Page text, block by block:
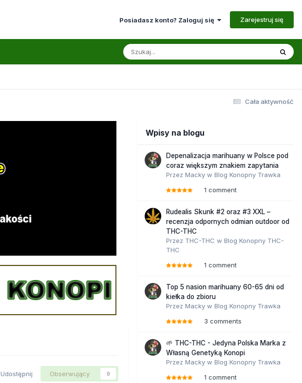
Posiadasz konto? Zaloguj się Zarejestruj się
Cała aktywność
Udostępnij Obserwujący 0
Wpisy na blogu
Depenalizacja marihuany w Polsce pod
coraz większym znakiem zapytania
Przez Macky w Blog Konopny Trawka
1 comment
Rudealis Skunk #2 oraz #3 XXL –
recenzja odpornych odmian outdoor od
THC-THC
Przez THC-THC w Blog Konopny THC-
THC
1 comment
Top 5 nasion marihuany 60-65 dni od
kiełka do zbioru
Przez Macky w Blog Konopny Trawka
3 comments
🌱 THC-THC - Jedyna Polska Marka z
Własną Genetyką Konopi
Przez Macky w Blog Konopny Trawka
1 comment